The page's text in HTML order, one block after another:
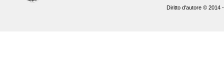
Diritto d'autore © 2014